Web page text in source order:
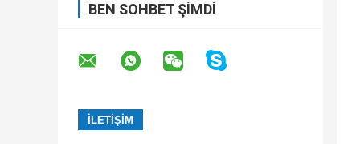
BEN SOHBET ŞIMDI